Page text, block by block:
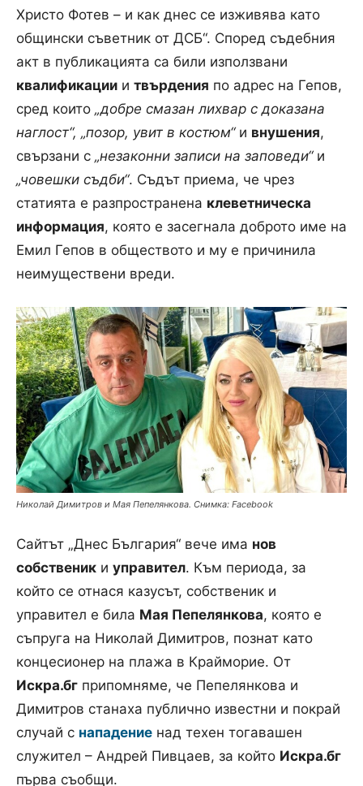
Христо Фотев – и как днес се изживява като
общински съветник от ДСБ“. Според съдебния
акт в публикацията са били използвани
квалификации и твърдения по адрес на Гепов,
сред които „добре смазан лихвар с доказана
наглост“, „позор, увит в костюм“и внушения,
свързани с „незаконни записи на заповеди“и
„човешки съдби“. Съдът приема, че чрез
статията е разпространена клеветническа
информация, която е засегнала доброто име на
Емил Гепов в обществото и му е причинила
неимуществени вреди.
Николай Димитров и Мая Пепелянкова. Снимка: Facebook
Сайтът „Днес България“ вече има нов
собственик и управител. Към периода, за
който се отнася казусът, собственик и
управител е била Мая Пепелянкова, която е
съпруга на Николай Димитров, познат като
концесионер на плажа в Крайморие. От
Искра.бг припомняме, че Пепелянкова и
Димитров станаха публично известни и покрай
случай с нападение над техен тогавашен
служител – Андрей Пивцаев, за който Искра.бг
първа съобщи.